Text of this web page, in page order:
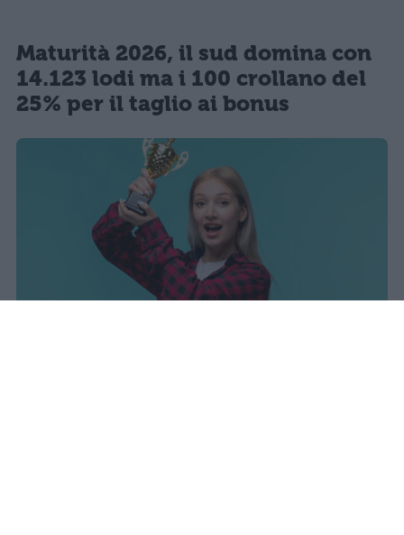
Maturità 2026, il sud domina con
14.123 lodi ma i 100 crollano del
25% per il taglio ai bonus